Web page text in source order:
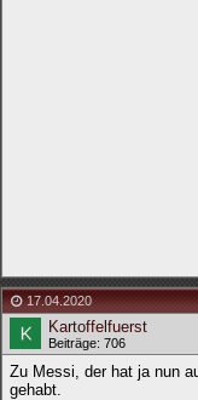
17.04.2020
Kartoffelfuerst
Beiträge: 706
Zu Messi, der hat ja nun
gehabt.